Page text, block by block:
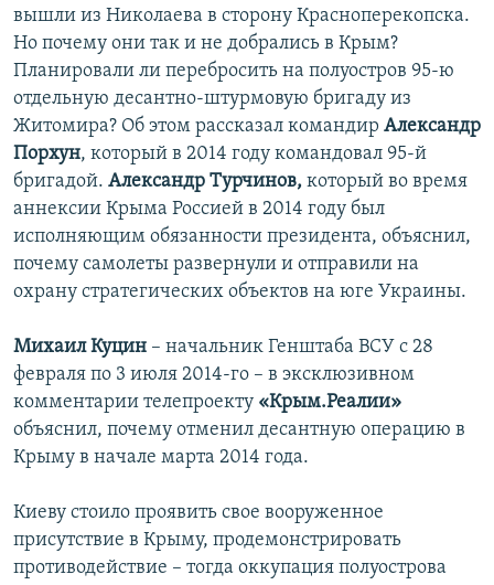
вышли из Николаева в сторону Красноперекопска.
Но почему они так и не добрались в Крым?
Планировали ли перебросить на полуостров 95-ю
отдельную десантно-штурмовую бригаду из
Житомира? Об этом рассказал командир Александр
Порхун, который в 2014 году командовал 95-й
бригадой. Александр Турчинов, который во время
аннексии Крыма Россией в 2014 году был
исполняющим обязанности президента, объяснил,
почему самолеты развернули и отправили на
охрану стратегических объектов на юге Украины.
Михаил Куцин – начальник Генштаба ВСУ с 28
февраля по 3 июля 2014-го – в эксклюзивном
комментарии телепроекту «Крым.Реалии»
объяснил, почему отменил десантную операцию в
Крыму в начале марта 2014 года.
Киеву стоило проявить свое вооруженное
присутствие в Крыму, продемонстрировать
противодействие – тогда оккупация полуострова